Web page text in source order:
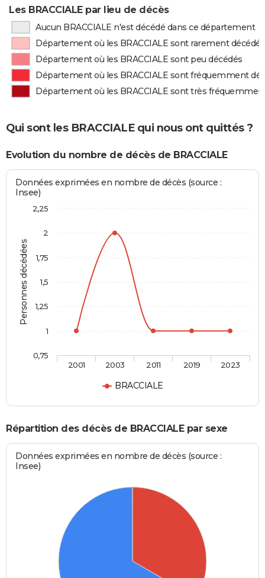
Les BRACCIALE par lieu de décès
Aucun BRACCIALE n'est décédé dans ce département
Département où les BRACCIALE sont rarement décédés
Département où les BRACCIALE sont peu décédés
Département où les BRACCIALE sont fréquemment
Département où les BRACCIALE sont très
Qui sont les BRACCIALE qui nous ont quittés ?
Evolution du nombre de décès de BRACCIALE
Personnes décédées
Données exprimées en nombre de décès (source :
Insee)
BRACCIALE
2001 2003 2011 2019 2023
0,75
1
1,25
1,5
1,75
2
2,25
Répartition des décès de BRACCIALE par sexe
Données exprimées en nombre de décès (source :
Insee)